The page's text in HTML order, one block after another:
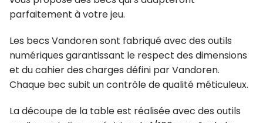
parfaitement à votre jeu.
Les becs Vandoren sont fabriqué avec des outils
numériques garantissant le respect des dimensions
et du cahier des charges défini par Vandoren.
Chaque bec subit un contrôle de qualité méticuleux.
La découpe de la table est réalisée avec des outils